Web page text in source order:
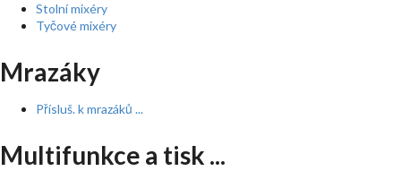
Stolní mixéry
Tyčové mixéry
Mrazáky
Přísluš. k mrazáků ...
Multifunkce a tisk ...